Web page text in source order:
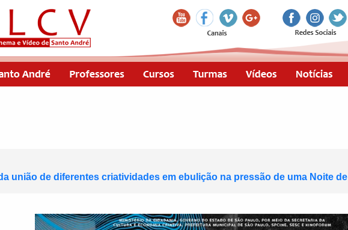
união de diferentes criatividades em ebulição na pressão de uma Noite de